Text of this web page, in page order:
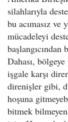
silahlarıyla
bu acımasız ve
mücadeleyi
Dahası,
işgale karşı
direnişler gibi,
hoşuna
bitmek